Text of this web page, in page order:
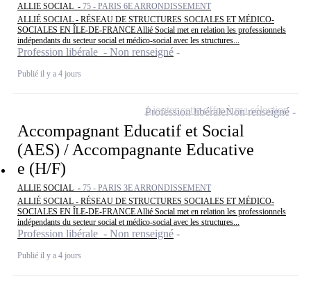
ALLIE SOCIAL - 75 - PARIS 6E ARRONDISSEMENT
ALLIÉ SOCIAL - RÉSEAU DE STRUCTURES SOCIALES ET MÉDICO-
SOCIALES EN ÎLE-DE-FRANCE Allié Social met en relation les professionnels
indépendants du secteur social et médico-social avec les structures...
Profession libérale - Non renseigné
Publié il y a 4 jours
Accompagnant Educatif et Social
(AES) / Accompagnante Educative
e (H/F)
ALLIE SOCIAL - 75 - PARIS 3E ARRONDISSEMENT
ALLIÉ SOCIAL - RÉSEAU DE STRUCTURES SOCIALES ET MÉDICO-
SOCIALES EN ÎLE-DE-FRANCE Allié Social met en relation les professionnels
indépendants du secteur social et médico-social avec les structures...
Profession libérale - Non renseigné
Publié il y a 4 jours
Profession libéraleNon renseigné
Ajouter cette offre à ma sélection